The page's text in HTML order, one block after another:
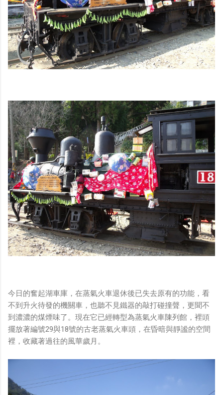
今日的奮起湖車庫，在蒸氣火車退休後已失去原有的功能，看
不到升火待發的機關車，也聽不見鐵器的敲打碰撞聲，更聞不
到濃濃的煤煙味了。現在它已經轉型為蒸氣火車陳列館，裡頭
擺放著編號29與18號的古老蒸氣火車頭，在昏暗與靜謐的空間
裡，收藏著過往的風華歲月。